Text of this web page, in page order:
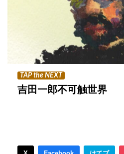
TAP the NEXT
吉田一郎不可触世界